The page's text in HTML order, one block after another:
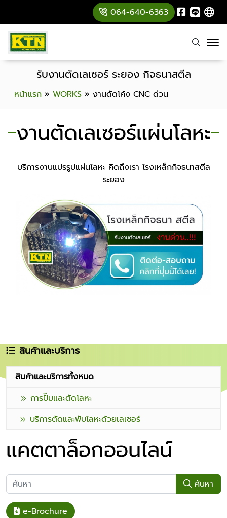
064-640-6363
หน้าแรก » WORKS » งานดัดโค้ง CNC ด่วน
รับงานตัดเลเซอร์ ระยอง กิจธนาสตีล
งานตัดเลเซอร์แผ่นโลหะ
บริการงานแปรรูปแผ่นโลหะ คิดถึงเรา โรงเหล็กกิจธนาสตีล
ระยอง
สินค้าและบริการ
สินค้าและบริการทั้งหมด
การปั๊มและตัดโลหะ
บริการตัดและพับโลหะด้วยเลเซอร์
แคตตาล็อกออนไลน์
ค้นหา
e-Brochure